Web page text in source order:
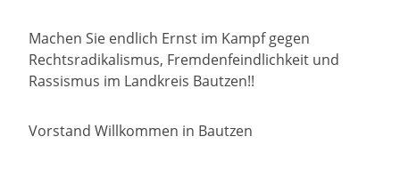
Machen Sie endlich Ernst im Kampf gegen
Rechtsradikalismus, Fremdenfeindlichkeit und
Rassismus im Landkreis Bautzen!!
Vorstand Willkommen in Bautzen